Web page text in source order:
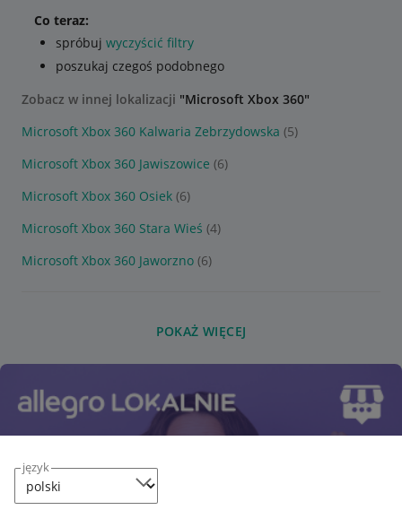
język
Co teraz:
spróbuj wyczyścić filtry
poszukaj czegoś podobnego
Zobacz w innej lokalizacji "Microsoft Xbox 360"
Microsoft Xbox 360 Kalwaria Zebrzydowska (5)
Microsoft Xbox 360 Jawiszowice (6)
Microsoft Xbox 360 Osiek (6)
Microsoft Xbox 360 Stara Wieś (4)
Microsoft Xbox 360 Jaworzno (6)
POKAŻ WIĘCEJ